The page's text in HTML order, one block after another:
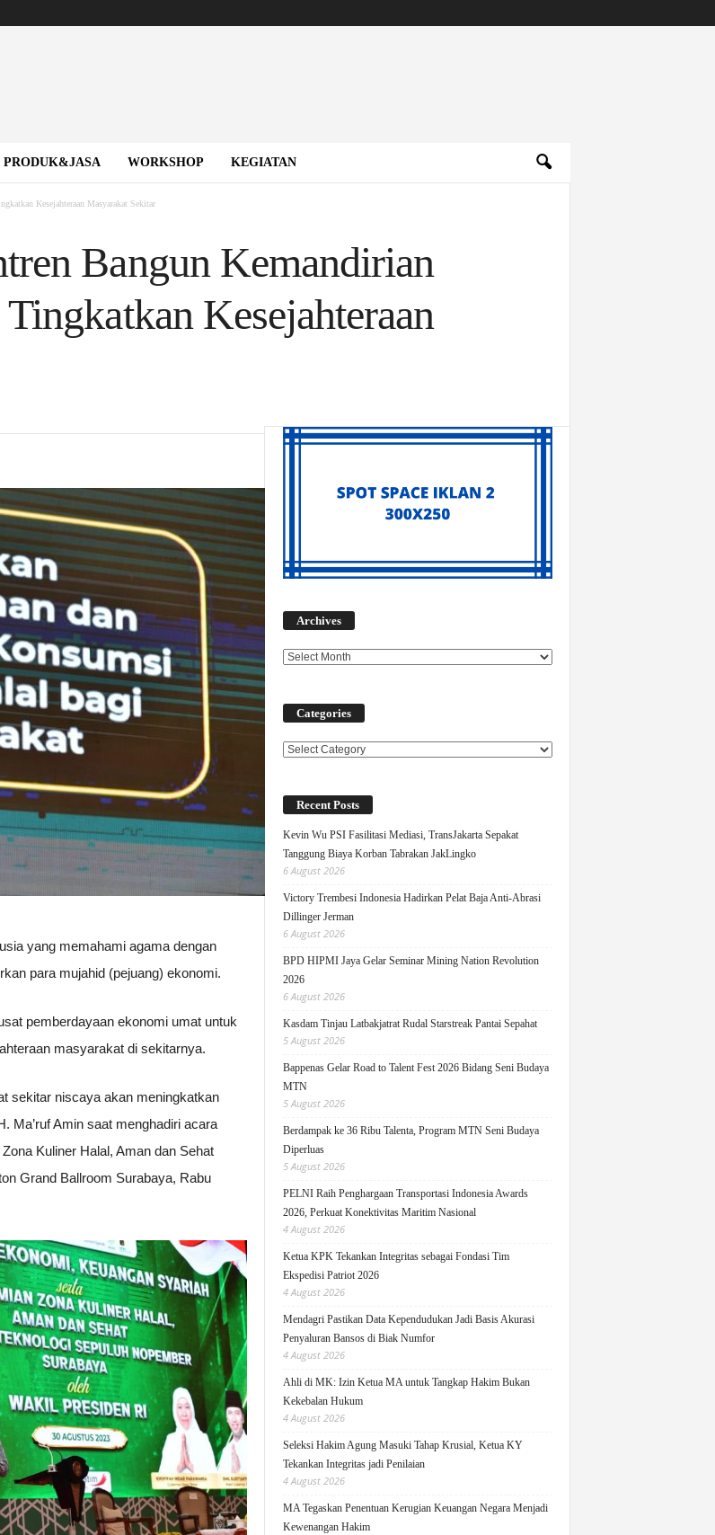
PRODUK&JASA WORKSHOP KEGIATAN
Kesejahteraan Masyarakat Sekitar
Bangun Kemandirian
Kesejahteraan
yang memahami agama dengan
para mujahid (pejuang) ekonomi.
pemberdayaan ekonomi umat untuk
masyarakat di sekitarnya.
sekitar niscaya akan meningkatkan
Ma’ruf Amin saat menghadiri acara
Kuliner Halal, Aman dan Sehat
Grand Ballroom Surabaya, Rabu
Archives
Categories
Categories
Recent Posts
Kevin Wu PSI Fasilitasi Mediasi, TransJakarta Sepakat
Tanggung Biaya Korban Tabrakan JakLingko
6 August 2026
Victory Trembesi Indonesia Hadirkan Pelat Baja Anti-Abrasi
Dillinger Jerman
6 August 2026
BPD HIPMI Jaya Gelar Seminar Mining Nation Revolution
2026
6 August 2026
Kasdam Tinjau Latbakjatrat Rudal Starstreak Pantai Sepahat
5 August 2026
Bappenas Gelar Road to Talent Fest 2026 Bidang Seni Budaya
MTN
5 August 2026
Berdampak ke 36 Ribu Talenta, Program MTN Seni Budaya
Diperluas
5 August 2026
PELNI Raih Penghargaan Transportasi Indonesia Awards
2026, Perkuat Konektivitas Maritim Nasional
4 August 2026
Ketua KPK Tekankan Integritas sebagai Fondasi Tim
Ekspedisi Patriot 2026
4 August 2026
Mendagri Pastikan Data Kependudukan Jadi Basis Akurasi
Penyaluran Bansos di Biak Numfor
4 August 2026
Ahli di MK: Izin Ketua MA untuk Tangkap Hakim Bukan
Kekebalan Hukum
4 August 2026
Seleksi Hakim Agung Masuki Tahap Krusial, Ketua KY
Tekankan Integritas jadi Penilaian
4 August 2026
MA Tegaskan Penentuan Kerugian Keuangan Negara Menjadi
Kewenangan Hakim